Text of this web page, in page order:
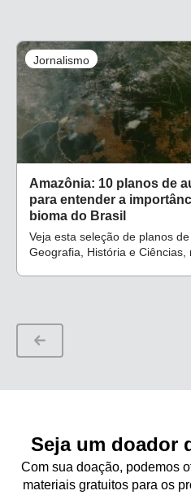
Jornalismo
Amazônia: 10 planos de
para entender a
bioma do Brasil
Veja esta seleção de planos
Geografia, História e Ciências,
Seja um doador
Com sua doação, podemos
materiais gratuitos para os